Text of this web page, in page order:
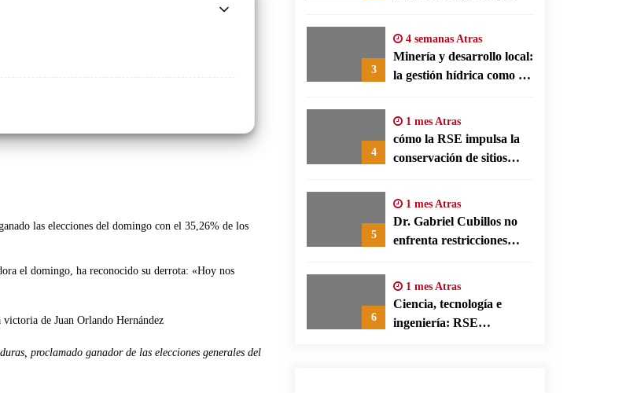
las elecciones del domingo con el 35,26% de los
el domingo, ha reconocido su derrota: «Hoy nos
proclamado ganador de las elecciones generales del
3
4 semanas Atras
Minería y desarrollo local:
la gestión hídrica como eje
4
1 mes Atras
cómo la RSE impulsa la
conservación de sitios
5
1 mes Atras
Dr. Gabriel Cubillos no
enfrenta restricciones
6
1 mes Atras
Ciencia, tecnología e
ingeniería: RSE